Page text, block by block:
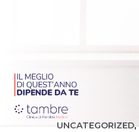
UNCATEGORIZED,